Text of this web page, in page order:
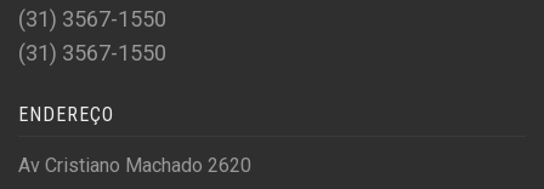
(31) 3567-1550
(31) 3567-1550
ENDEREÇO
Av Cristiano Machado 2620